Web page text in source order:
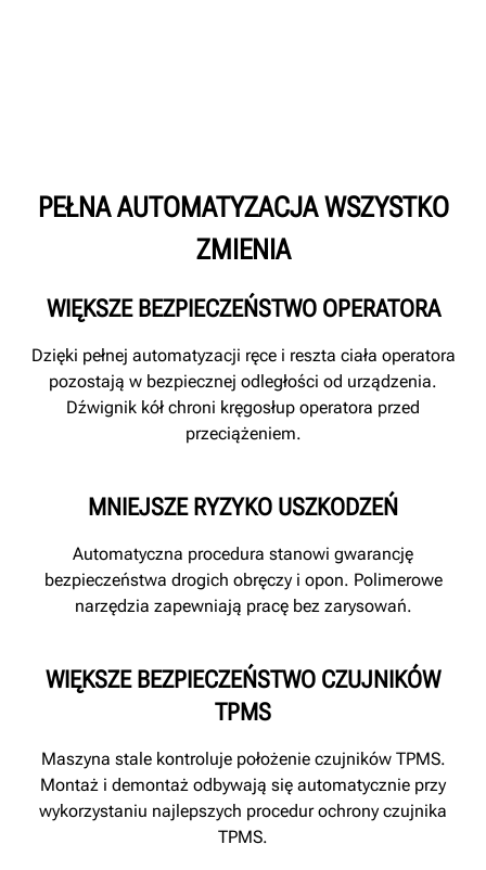
PEŁNA AUTOMATYZACJA WSZYSTKO
ZMIENIA
WIĘKSZE BEZPIECZEŃSTWO OPERATORA
Dzięki pełnej automatyzacji ręce i reszta ciała operatora
pozostają w bezpiecznej odległości od urządzenia.
Dźwignik kół chroni kręgosłup operatora przed
przeciążeniem.
MNIEJSZE RYZYKO USZKODZEŃ
Automatyczna procedura stanowi gwarancję
bezpieczeństwa drogich obręczy i opon. Polimerowe
narzędzia zapewniają pracę bez zarysowań.
WIĘKSZE BEZPIECZEŃSTWO CZUJNIKÓW
TPMS
Maszyna stale kontroluje położenie czujników TPMS.
Montaż i demontaż odbywają się automatycznie przy
wykorzystaniu najlepszych procedur ochrony czujnika
TPMS.